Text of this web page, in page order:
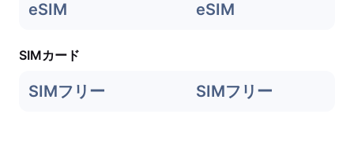
eSIM
eSIM
SIMカード
SIMフリー SIMフリー